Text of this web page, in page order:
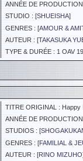
ANNÉE DE
STUDIO : [SHUEISHA]
GENRES : [AMOUR &
AUTEUR : [TAKASUKA
TYPE & DURÉE : 1 OAV
TITRE ORIGINAL : Happy
ANNÉE DE
STUDIOS : [
GENRES : [FAMILIAL &
AUTEUR : [RINO MIZUHO